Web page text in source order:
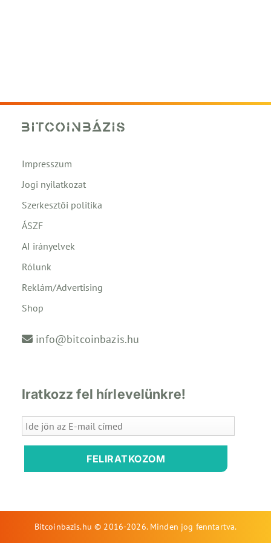
Impresszum
Jogi nyilatkozat
Szerkesztői politika
ÁSZF
AI irányelvek
Rólunk
Reklám/Advertising
Shop
info@bitcoinbazis.hu
Iratkozz fel hírlevelünkre!
FELIRATKOZOM
Bitcoinbazis.hu © 2016-2026. Minden jog fenntartva.